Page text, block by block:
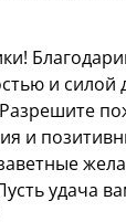
и силой
и
удача